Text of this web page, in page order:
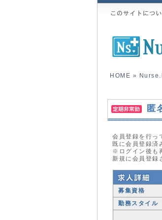
HOME »
匿
会員登録を行っ
既に会員登録済
※ログイン後も
新規に会員登録
募集資格
勤務スタイル